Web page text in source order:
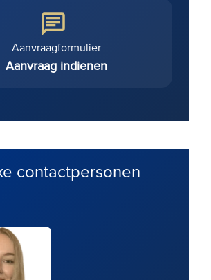
Aanvraagformulier
Aanvraag indienen
contactpersonen